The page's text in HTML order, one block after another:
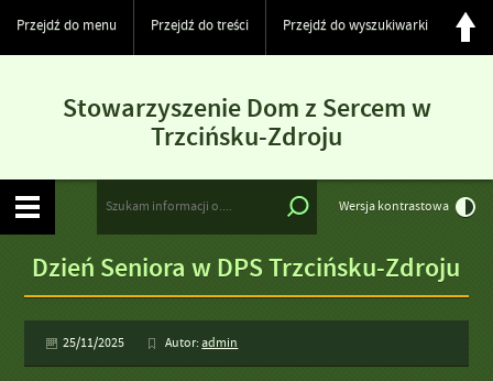
Przejdź do menu Przejdź do treści Przejdź do wyszukiwarki
Stowarzyszenie Dom z Sercem w
Trzcińsku-Zdroju
Wersja kontrastowa
Dzień Seniora w DPS Trzcińsku-Zdroju
25/11/2025 Autor:admin